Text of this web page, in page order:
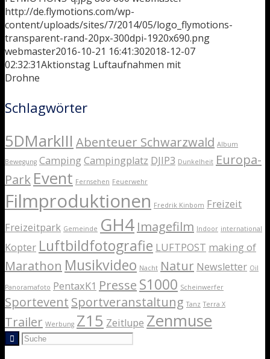
http://de.flymotions.com/wp-
content/uploads/sites/7/2014/05/logo_flymotions-
transparent-rand-20px-300dpi-1920x690.png
webmaster2016-10-21 16:41:302018-12-07
02:32:31Aktionstag Luftaufnahmen mit
Drohne
Schlagwörter
5DMarkIII Abenteuer Schwarzwald Album
Bewegung Camping Campingplatz DJIP3 Dunkelheit Europa-
Park Event Fernsehen Feuerwehr
Filmproduktionen Fredrik Kinbom Freizeit
Freizeitpark Gemeinde GH4 Imagefilm Indoor international
Kopter Luftbildfotografie LUFTPOST making of
Marathon Musikvideo Nacht Natur Newsletter Oil
Panoramafoto PentaxK1 Presse S1000 Scheinwerfer
Sportevent Sportveranstaltung Tanz Terra X
Trailer Werbung Z15 Zeitlupe Zenmuse